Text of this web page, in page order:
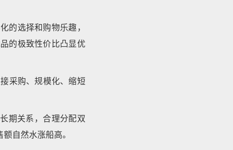
的选择和购物乐趣，
的极致性价比凸显优
采购、规模化、缩短
期关系，合理分配双
自然水涨船高。